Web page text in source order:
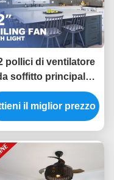
pollici di ventilatore
soffitto principale
ventilatore da
invisibile del
di CC per la
il miglior prezzo